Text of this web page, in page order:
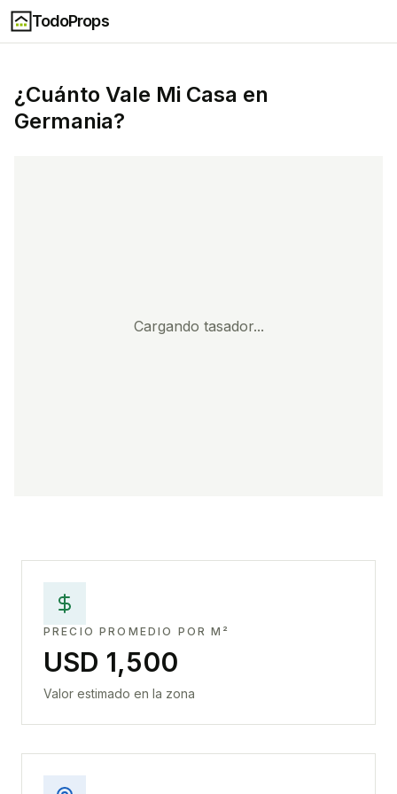
TodoProps
¿Cuánto Vale Mi Casa en
Germania?
Cargando tasador...
PRECIO PROMEDIO POR M²
USD 1,500
Valor estimado en la zona